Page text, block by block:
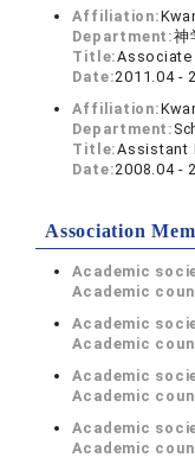
Affiliation:
Department:神
Title:
Date:2011.04 -
Affiliation:
Department:
Title:Assistant
Date:2008.04 -
Association
Academic
Academic
Academic
Academic
Academic
Academic
Academic
Academic